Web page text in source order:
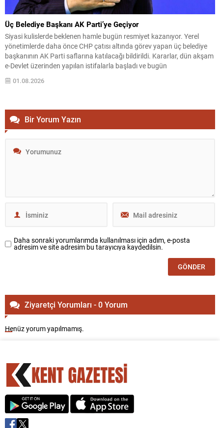
Üç Belediye Başkanı AK Parti’ye Geçiyor
Siyasi kulislerde beklenen hamle bugün resmiyet kazanıyor. Yerel
yönetimlerde daha önce CHP çatısı altında görev yapan üç belediye
başkanının AK Parti saflarına katılacağı bildirildi. Kararlar, dün akşam
e-Devlet üzerinden yapılan istifalarla başladı ve bugün
gerçekleştirilecek törenle kamuoyuna açıklanacak. Katılacak isimler
ve süreç CHP’den istifa eden Tuzla Belediye Başkanı Eren Ali...
01.08.2026
Bir Yorum Yazın
Daha sonraki yorumlarımda kullanılması için adım, e-posta
adresim ve site adresim bu tarayıcıya kaydedilsin.
Ziyaretçi Yorumları - 0 Yorum
Henüz yorum yapılmamış.